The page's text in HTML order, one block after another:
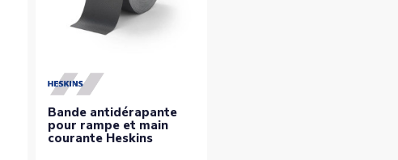
Bande antidérapante
pour rampe et main
courante Heskins